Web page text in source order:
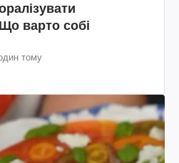
варто собі
тому